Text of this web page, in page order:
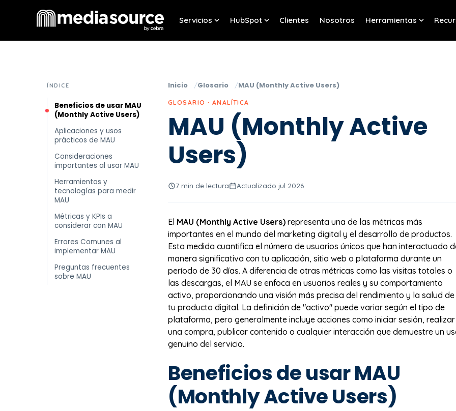
Servicios
Show submenu for Servicios
HubSpot
Show submenu for HubSpot
Clientes Nosotros Herramientas
Show
ÍNDICE
Beneficios de usar MAU
(Monthly Active Users)
Aplicaciones y usos
prácticos de MAU
Consideraciones
importantes al usar MAU
Herramientas y
tecnologías para medir
MAU
Métricas y KPIs a
considerar con MAU
Errores Comunes al
implementar MAU
Preguntas frecuentes
sobre MAU
Inicio Glosario MAU (Monthly Active Users)
GLOSARIO · ANALÍTICA
MAU (Monthly Active
Users)
7 min de lectura Actualizado jul 2026
El MAU (Monthly Active Users) representa una de las métricas más
importantes en el mundo del marketing digital y el desarrollo de productos.
Esta medida cuantifica el número de usuarios únicos que han interactuado
manera significativa con tu aplicación, sitio web o plataforma durante un
período de 30 días. A diferencia de otras métricas como las visitas totales o
las descargas, el MAU se enfoca en usuarios reales y su comportamiento
activo, proporcionando una visión más precisa del rendimiento y la salud de
tu producto digital. La definición de "activo" puede variar según el tipo de
plataforma, pero generalmente incluye acciones como iniciar sesión, realizar
una compra, publicar contenido o cualquier interacción que demuestre un
genuino del servicio.
Beneficios de usar MAU
(Monthly Active Users)